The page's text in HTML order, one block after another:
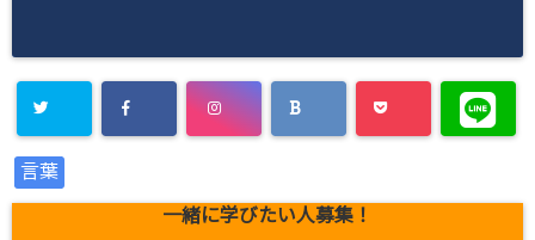
言葉
一緒に学びたい人募集！